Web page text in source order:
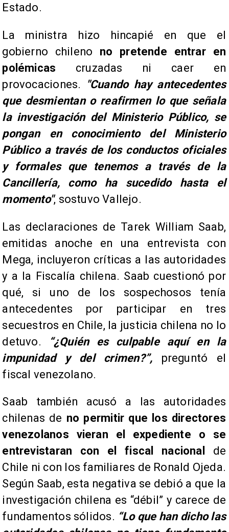
Estado.
La ministra hizo hincapié en que el
gobierno chileno no pretende entrar en
polémicas cruzadas ni caer en
provocaciones.
"Cuando hay antecedentes
que desmientan o reafirmen lo que señala
la investigación del Ministerio Público, se
pongan en conocimiento del Ministerio
Público a través de los conductos oficiales
y formales que tenemos a través de la
Cancillería, como ha sucedido hasta el
momento", sostuvo Vallejo.
Las declaraciones de Tarek William Saab,
emitidas anoche en una entrevista con
Mega, incluyeron críticas a las autoridades
y a la Fiscalía chilena. Saab cuestionó por
qué, si uno de los sospechosos tenía
antecedentes por participar en tres
secuestros en Chile, la justicia chilena no lo
detuvo.
“¿Quién es culpable aquí en la
impunidad y del crimen?”, preguntó el
fiscal venezolano.
Saab también acusó a las autoridades
chilenas de no permitir que los directores
venezolanos vieran el expediente o se
entrevistaran con el fiscal nacional
de
Chile ni con los familiares de Ronald Ojeda.
Según Saab, esta negativa se debió a que la
investigación chilena es “débil” y carece de
fundamentos sólidos. “Lo que han dicho las